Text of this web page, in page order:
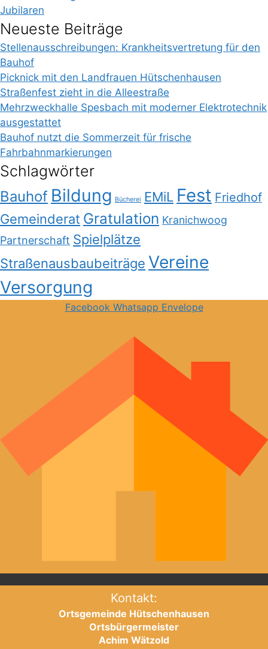
Jubilaren
Neueste Beiträge
Stellenausschreibungen: Krankheitsvertretung für den
Bauhof
Picknick mit den Landfrauen Hütschenhausen
Straßenfest zieht in die Alleestraße
Mehrzweckhalle Spesbach mit moderner Elektrotechnik
ausgestattet
Bauhof nutzt die Sommerzeit für frische
Fahrbahnmarkierungen
Schlagwörter
Bauhof Bildung Bücherei EMiL Fest Friedhof
Gemeinderat Gratulation Kranichwoog
Partnerschaft Spielplätze
Straßenausbaubeiträge Vereine
Versorgung
Facebook Whatsapp Envelope
Kontakt:
Ortsgemeinde Hütschenhausen
Ortsbürgermeister
Achim Wätzold